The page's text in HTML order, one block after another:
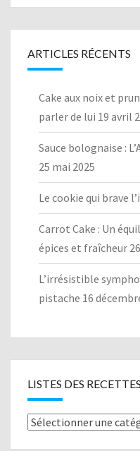
ARTICLES RÉCENTS
Cake aux noix et
parler de lui 19 avril
Sauce bolognaise :
25 mai 2025
Le cookie qui brave
Carrot Cake : Un
épices et fraîcheur
L’irrésistible
pistache 16
LISTES DES RECETTES
Listes